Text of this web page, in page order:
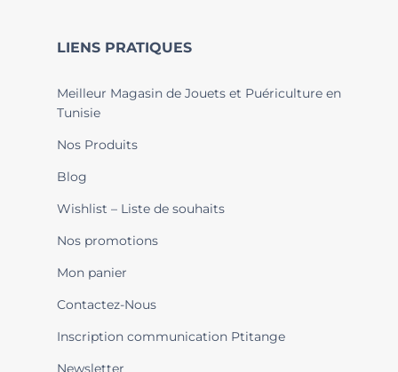
LIENS PRATIQUES
Meilleur Magasin de Jouets et Puériculture en
Tunisie
Nos Produits
Blog
Wishlist – Liste de souhaits
Nos promotions
Mon panier
Contactez-Nous
Inscription communication Ptitange
Newsletter